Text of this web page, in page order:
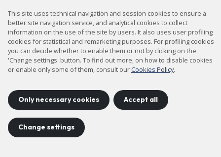
Accessibility
Contact
Legal notice
Privacy policy
Cookies policy
Site map
© CELLS
This site uses technical navigation and session cookies to ensure a
better site navigation service, and analytical cookies to collect
information on the use of the site by users. It also uses user profiling
cookies for statistical and remarketing purposes. For profiling cookies
you can decide whether to enable them or not by clicking on the
'Change settings' button. To find out more, on how to disable cookies
or enable only some of them, consult our Cookies Policy.
Only necessary cookies Accept all
Change settings